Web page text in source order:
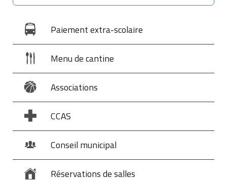
Paiement extra-scolaire
Menu de cantine
Associations
CCAS
Conseil municipal
Réservations de salles